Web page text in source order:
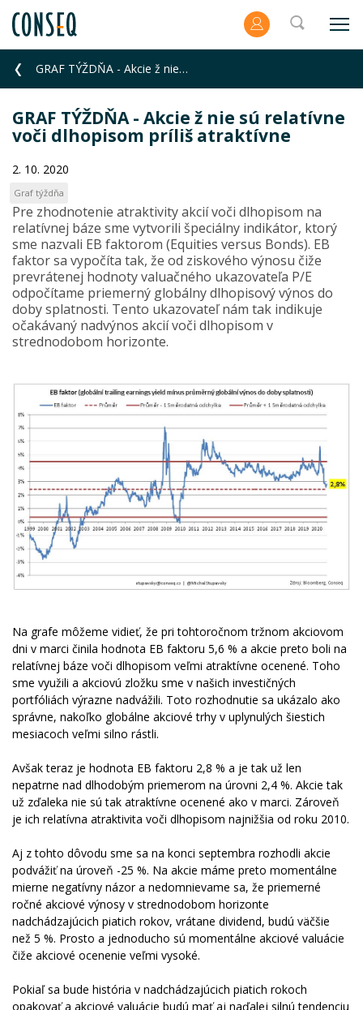
GRAF TÝŽDŇA - Akcie ž nie sú relatívne voči dlhopisom príliš atraktívne
GRAF TÝŽDŇA - Akcie ž nie sú relatívne
voči dlhopisom príliš atraktívne
2. 10. 2020
Graf týždňa
Pre zhodnotenie atraktivity akcií voči dlhopisom na
relatívnej báze sme vytvorili špeciálny indikátor, ktorý
sme nazvali EB faktorom (Equities versus Bonds). EB
faktor sa vypočíta tak, že od ziskového výnosu čiže
prevrátenej hodnoty valuačného ukazovateľa P/E
odpočítame priemerný globálny dlhopisový výnos do
doby splatnosti. Tento ukazovateľ nám tak indikuje
očakávaný nadvýnos akcií voči dlhopisom v
strednodobom horizonte.
Na grafe môžeme vidieť, že pri tohtoročnom tržnom akciovom
dni v marci činila hodnota EB faktoru 5,6 % a akcie preto boli na
relatívnej báze voči dlhopisom veľmi atraktívne ocenené. Toho
sme využili a akciovú zložku sme v našich investičných
portfóliách výrazne nadvážili. Toto rozhodnutie sa ukázalo ako
správne, nakoľko globálne akciové trhy v uplynulých šiestich
mesiacoch veľmi silno rástli.
Avšak teraz je hodnota EB faktoru 2,8 % a je tak už len
nepatrne nad dlhodobým priemerom na úrovni 2,4 %. Akcie tak
už zďaleka nie sú tak atraktívne ocenené ako v marci. Zároveň
je ich relatívna atraktivita voči dlhopisom najnižšia od roku 2010.
Aj z tohto dôvodu sme sa na konci septembra rozhodli akcie
podvážiť na úroveň -25 %. Na akcie máme preto momentálne
mierne negatívny názor a nedomnievame sa, že priemerné
ročné akciové výnosy v strednodobom horizonte
nadchádzajúcich piatich rokov, vrátane dividend, budú väčšie
než 5 %. Prosto a jednoducho sú momentálne akciové valuácie
čiže akciové ocenenie veľmi vysoké.
Pokiaľ sa bude história v nadchádzajúcich piatich rokoch
opakovať a akciové valuácie budú mať aj naďalej silnú tendenciu